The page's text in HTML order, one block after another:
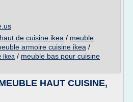
de cuisine ikea / meuble
armoire cuisine ikea /
ikea / meuble bas pour cuisine
HAUT CUISINE,